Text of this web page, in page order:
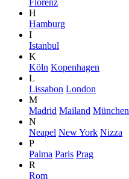
H
Hamburg
I
Istanbul
K
Köln Kopenhagen
L
Lissabon London
M
Madrid Mailand München
N
Neapel New York Nizza
P
Palma Paris Prag
R
Rom